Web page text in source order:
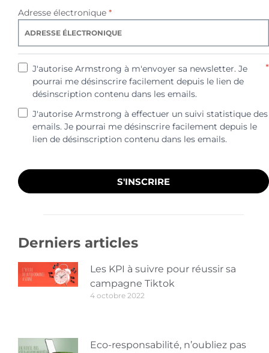
Adresse électronique *
J'autorise Armstrong à m'envoyer sa newsletter. Je
pourrai me désinscrire facilement depuis le lien de
désinscription contenu dans les emails.
*
J'autorise Armstrong à effectuer un suivi statistique des
emails. Je pourrai me désinscrire facilement depuis le
lien de désinscription contenu dans les emails.
S'INSCRIRE
Derniers articles
Les KPI à suivre pour réussir sa
campagne Tiktok
4 octobre 2022
Eco-responsabilité, n’oubliez pas